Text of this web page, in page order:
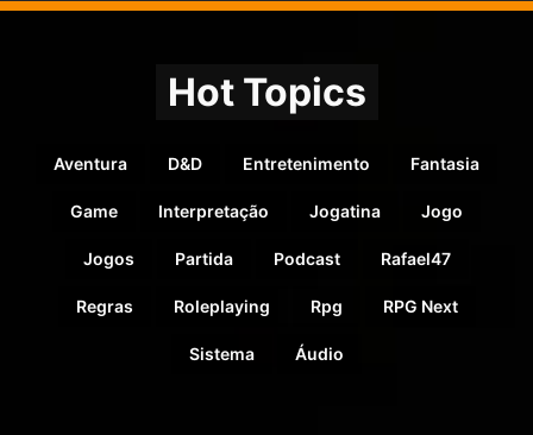
Hot Topics
Aventura D&D Entretenimento Fantasia
Game Interpretação Jogatina Jogo
Jogos Partida Podcast Rafael47
Regras Roleplaying Rpg RPG Next
Sistema Áudio